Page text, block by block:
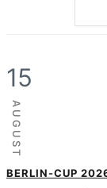
15
AUGUST
BERLIN-CUP